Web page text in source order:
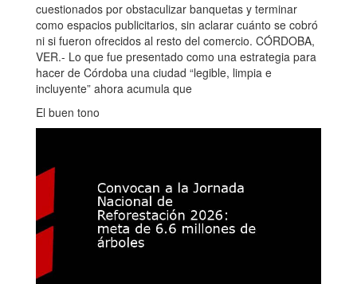
cuestionados por obstaculizar banquetas y terminar
como espacios publicitarios, sin aclarar cuánto se cobró
ni si fueron ofrecidos al resto del comercio. CÓRDOBA,
VER.- Lo que fue presentado como una estrategia para
hacer de Córdoba una ciudad “legible, limpia e
incluyente” ahora acumula que
El buen tono